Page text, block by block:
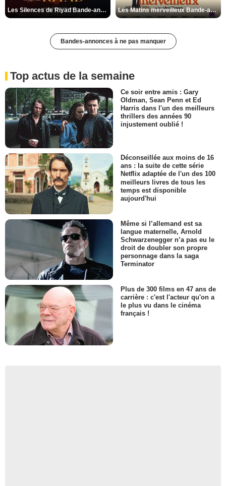
Les Silences de Riyad Bande-annonce VO STFR Les Matins merveilleux Bande-annonce VF
Bandes-annonces à ne pas manquer
Top actus de la semaine
Ce soir entre amis : Gary
Oldman, Sean Penn et Ed
Harris dans l'un des meilleurs
thrillers des années 90
injustement oublié !
Déconseillée aux moins de 16
ans : la suite de cette série
Netflix adaptée de l'un des 100
meilleurs livres de tous les
temps est disponible
aujourd'hui
Même si l’allemand est sa
langue maternelle, Arnold
Schwarzenegger n’a pas eu le
droit de doubler son propre
personnage dans la saga
Terminator
Plus de 300 films en 47 ans de
carrière : c'est l'acteur qu'on a
le plus vu dans le cinéma
français !